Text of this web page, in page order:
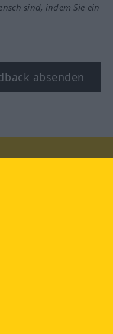
sind, indem Sie ein
absenden